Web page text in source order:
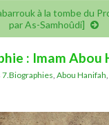
à la tombe du
par As-Samhoûdi]
: Imam Abou
7.Biographies Abou Hanifah